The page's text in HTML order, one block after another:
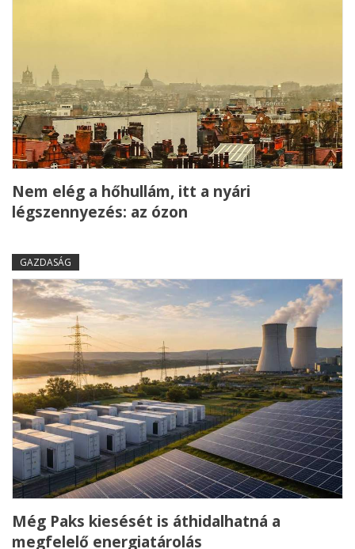
Nem elég a hőhullám, itt a nyári
légszennyezés: az ózon
GAZDASÁG
Még Paks kiesését is áthidalhatná a
megfelelő energiatárolás